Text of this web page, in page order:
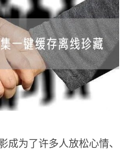
成为了许多人放松心情、